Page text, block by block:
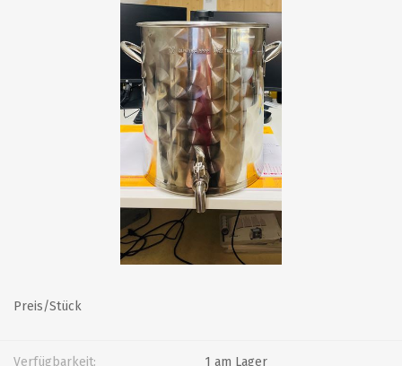
Preis/Stück
Verfügbarkeit: 1 am Lager